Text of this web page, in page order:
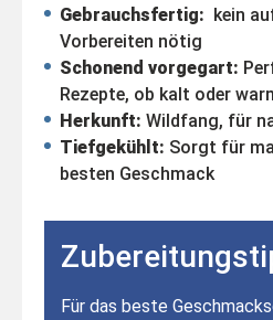
Gebrauchsfertig: kein
Vorbereiten nötig
Schonend vorgegart:
Rezepte, ob kalt oder
Herkunft: Wildfang, für
Tiefgekühlt: Sorgt für
besten Geschmack
Für das beste